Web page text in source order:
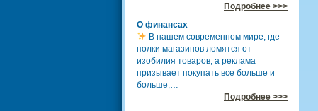
Подробнее >>>
О финансах
В нашем современном мире, где
полки магазинов ломятся от
изобилия товаров, а реклама
призывает покупать все больше и
больше,…
Подробнее >>>